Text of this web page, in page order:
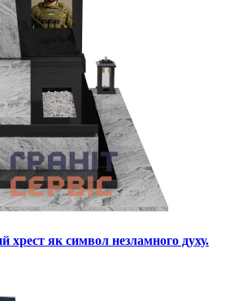
як символ незламного духу.